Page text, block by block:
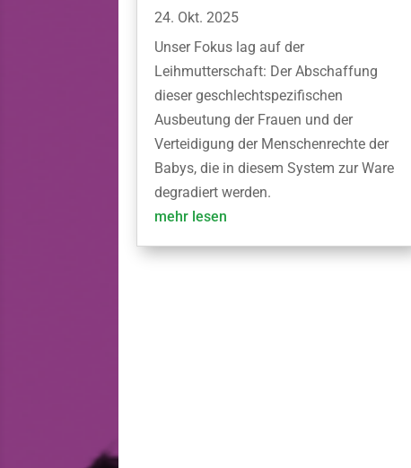
24. Okt. 2025
Unser Fokus lag auf der
Leihmutterschaft: Der Abschaffung
dieser geschlechtspezifischen
Ausbeutung der Frauen und der
Verteidigung der Menschenrechte der
Babys, die in diesem System zur Ware
degradiert werden.
mehr lesen